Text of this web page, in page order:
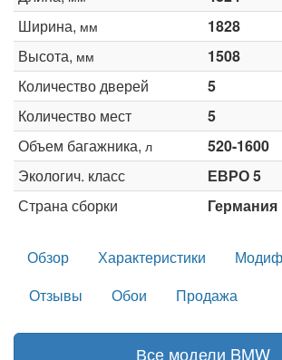
Ширина, мм
1828
Высота, мм
1508
Количество дверей
5
Количество мест
5
Объем багажника, л
520-1600
Экологич. класс
ЕВРО 5
Страна сборки
Германия
Обзор Характеристики
Отзывы
Обои Продажа
Все модели BMW